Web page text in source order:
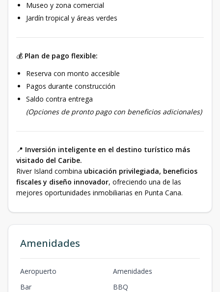
Museo y zona comercial
Jardín tropical y áreas verdes
💰 Plan de pago flexible:
Reserva con monto accesible
Pagos durante construcción
Saldo contra entrega
(Opciones de pronto pago con beneficios adicionales)
📍 Inversión inteligente en el destino turístico más
visitado del Caribe.
River Island combina ubicación privilegiada, beneficios
fiscales y diseño innovador, ofreciendo una de las
mejores oportunidades inmobiliarias en Punta Cana.
Amenidades
Aeropuerto
Amenidades
Bar
BBQ